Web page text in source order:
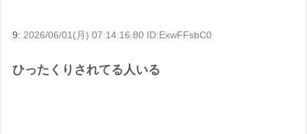
9: 2026/06/01(月) 07:14:16.80 ID:ExwFFsbC0
ひったくりされてる人いる